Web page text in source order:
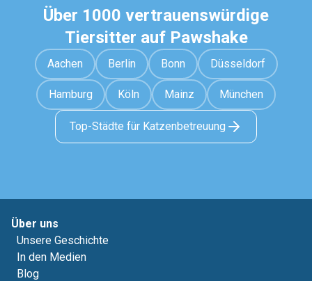
Über 1000 vertrauenswürdige
Tiersitter auf Pawshake
Aachen Berlin Bonn Düsseldorf
Hamburg Köln Mainz München
Top-Städte für Katzenbetreuung
Über uns
Unsere Geschichte
In den Medien
Blog